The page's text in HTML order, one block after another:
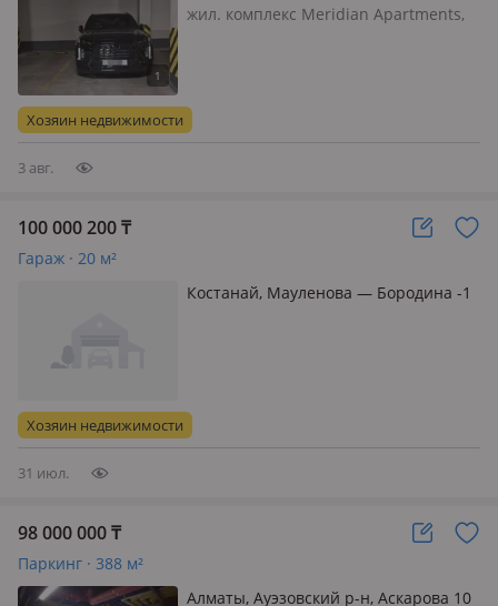
Сейфуллина 416 — Макатаева
жил. комплекс Meridian Apartments,
придачу. Торг
Хозяин недвижимости
3 авг.
100 000 200₸
Гараж · 20 м²
Костанай, Мауленова — Бородина -1
Хозяин недвижимости
31 июл.
98 000 000₸
Паркинг · 388 м²
Алматы, Ауэзовский р-н, Аскарова 10